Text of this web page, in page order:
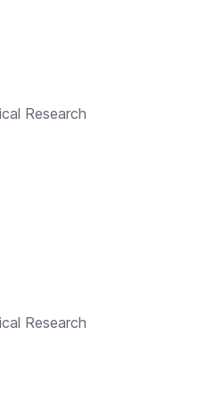
Research
Research